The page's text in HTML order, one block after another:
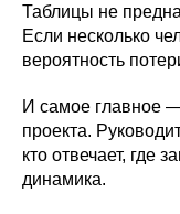
Таблицы не
Если несколько
вероятность
И самое главное
проекта.
кто отвечает, где
динамика.